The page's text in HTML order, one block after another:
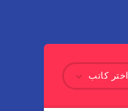
اختر كاتب